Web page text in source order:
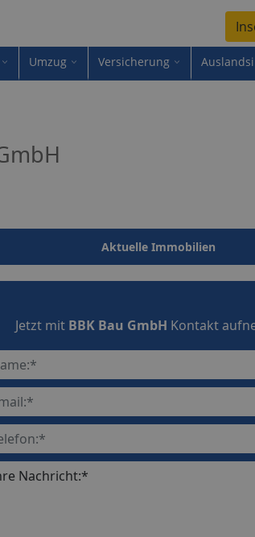
Umzug Versicherung
Aktuelle Immobilien
Jetzt mit BBK Bau GmbH Kontakt
Nachricht:*